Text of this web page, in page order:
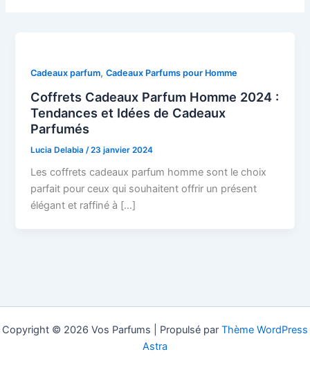
Cadeaux parfum,Cadeaux Parfums pour Homme
Coffrets Cadeaux Parfum Homme 2024 :
Tendances et Idées de Cadeaux
Parfumés
Lucia Delabia /23 janvier 2024
Les coffrets cadeaux parfum homme sont le choix
parfait pour ceux qui souhaitent offrir un présent
élégant et raffiné à […]
Copyright © 2026 Vos Parfums | Propulsé par Thème WordPress
Astra